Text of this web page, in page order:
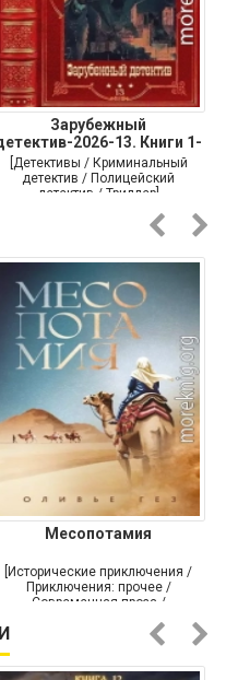
Зарубежный
2026-13. Книги 1-
10
[Детективы / Криминальный
детектив / Полицейский
детектив / Триллер]
Месопотамия
[Исторические приключения /
Приключения: прочее /
Современная проза /